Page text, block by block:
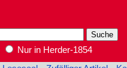
Nur in Herder-1854